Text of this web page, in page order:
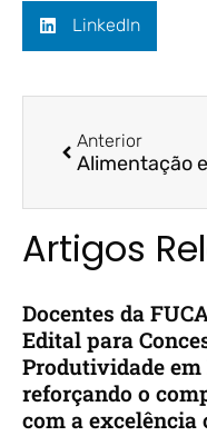
LinkedIn
Anterior
Artigos
Docentes da
Edital para
Produtividade em
reforçando o
com a excelência